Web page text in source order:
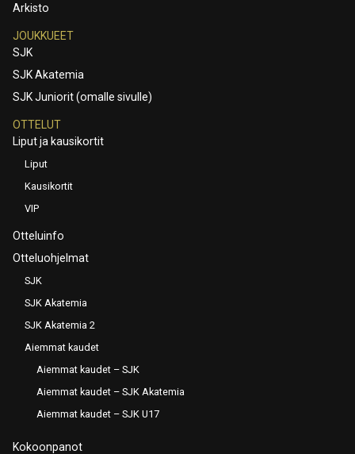
Arkisto
JOUKKUEET
SJK
SJK Akatemia
SJK Juniorit (omalle sivulle)
OTTELUT
Liput ja kausikortit
Liput
Kausikortit
VIP
Otteluinfo
Otteluohjelmat
SJK
SJK Akatemia
SJK Akatemia 2
Aiemmat kaudet
Aiemmat kaudet – SJK
Aiemmat kaudet – SJK Akatemia
Aiemmat kaudet – SJK U17
Kokoonpanot